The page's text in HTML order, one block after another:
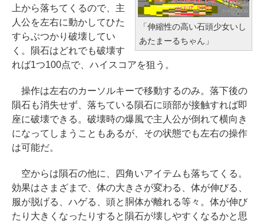
￥162,598
tomtoc 360°保護 15.6 16インチ パ
ソコンケース Dell NEC Lavie ASU
￥2,952
【Amazon.co.jp限定】 HP ノート
メモリ 512GB SSD インテル Core
5
￥129,800
む】 【オンラインゲームコード】
ロブロックス | オンラインコード版
￥3,200
Robloxギフトカード - 1000 Robu
x 【限定バーチャルアイテムを含
む】 【オンラインゲームコード】
ロブロックス |オンラインコード版
Microsoft Office Home & Busine
ss 2024(最新 永続版)|オンライン
コード版|Windows11、10/mac対
ClaudeCode いちばんやさしい 教
科書: 非エンジニア 初心者 素人 で
も安心 使い方 マニュアル AI副業に
もコンテンツ作成にもKindle出版
にも！ 非エンジニアのためのAIコ
ーディング入門シリーズ
￥99
を引き出す プロンプトの言葉 AI画
像生成シリーズ (はぴーイラストLa
bo)
Amazon Kindle Paperwhite (16G
B) 7インチディスプレイ、色調調節
ライト、12週間持続バッテリー、
広告なし、ブラック
Amazon Kindle Colorsoft | 16GB
ストレージ、防水、7インチカラー
ディスプレイ、色調調節ライト、
し、ブラック (2025年発売)
￥31,980
「伸縮性の高い石頭少女いし
あたまーるちゃん」
上から落ちてくるので、主
人公を左右に動かしてひた
すらぶつかり破壊してい
く。隕石はどれでも破壊す
れば1つ100点で、ハイスコアを狙う。
操作は左右のカーソルキーで移動するのみ。落下後の
隕石も消失せず、落ちている隕石に頭部が接触すれば即
座に破壊できる。破壊時の爆風で主人公が倒れて横向き
になってしまうこともあるが、その状態でも左右の操作
は可能だ。
空からは隕石の他に、四角いアイテムも落ちてくる。
効果はさまざまで、体の大きさが変わる、体が伸びる、
服が脱げる、ハゲる、頭と胴体が離れる等々。体が伸び
たり大きくなったりすると隕石が壊しやすくなるかと思